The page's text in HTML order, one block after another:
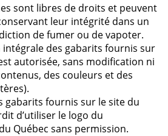
sont libres de droits et peuvent
leur intégrité dans un
de fumer ou de vapoter.
des gabarits fournis sur
autorisée, sans modification ni
des couleurs et des
gabarits fournis sur le site du
d’utiliser le logo du
Québec sans permission.